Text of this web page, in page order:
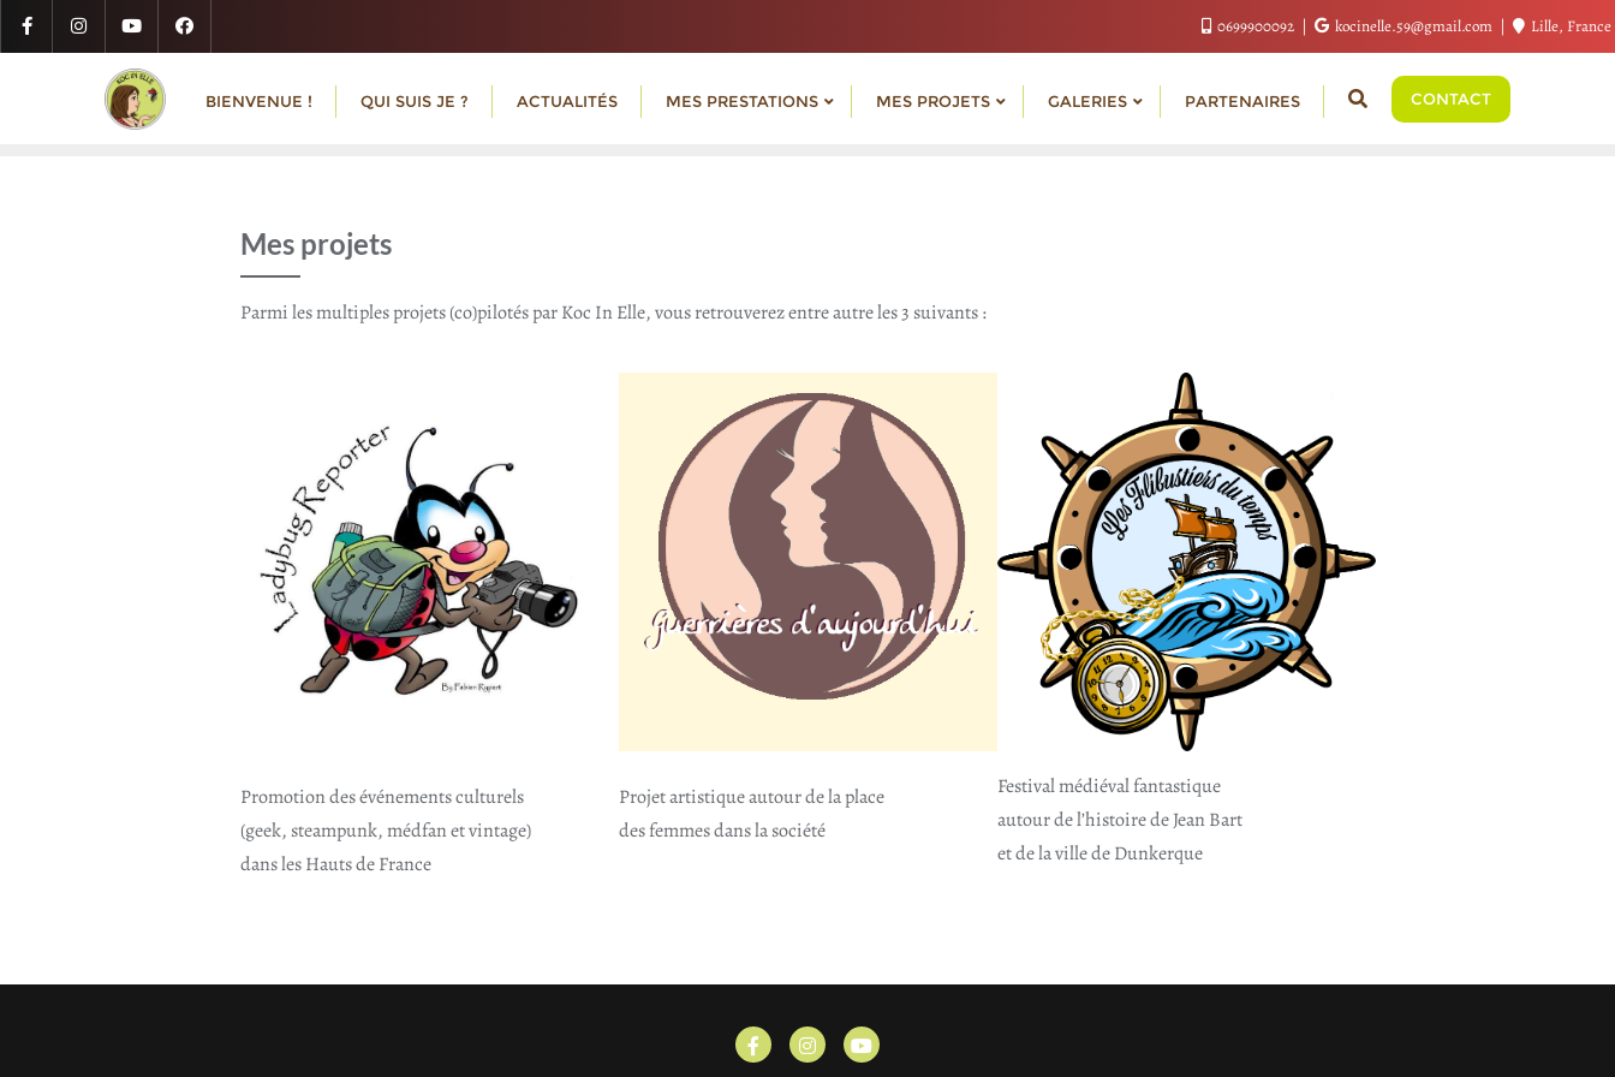
Skip
to
0699900092 kocinelle.59@gmail.com Lille, France
BIENVENUE ! QUI SUIS JE ? ACTUALITÉS MES PRESTATIONS MES PROJETS GALERIES PARTENAIRES CONTACT
Mes projets
Parmi les multiples projets (co)pilotés par Koc In Elle, vous retrouverez entre autre les 3 suivants :
Promotion des événements culturels
(geek, steampunk, médfan et vintage)
dans les Hauts de France
Projet artistique autour de la place
des femmes dans la société
Festival médiéval fantastique
autour de l’histoire de Jean Bart
et de la ville de Dunkerque